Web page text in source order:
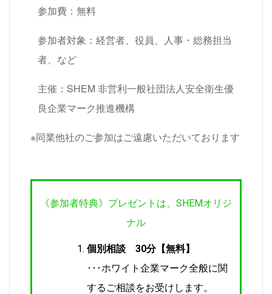
参加費：無料
参加者対象：経営者、役員、人事・総務担当
者、など
主催：SHEM 非営利一般社団法人安全衛生優
良企業マーク推進機構
※同業他社のご参加はご遠慮いただいております
《参加者特典》プレゼントは、SHEMオリジ
ナル
個別相談 30分【無料】
･･･ホワイト企業マーク全般に関
するご相談をお受けします。